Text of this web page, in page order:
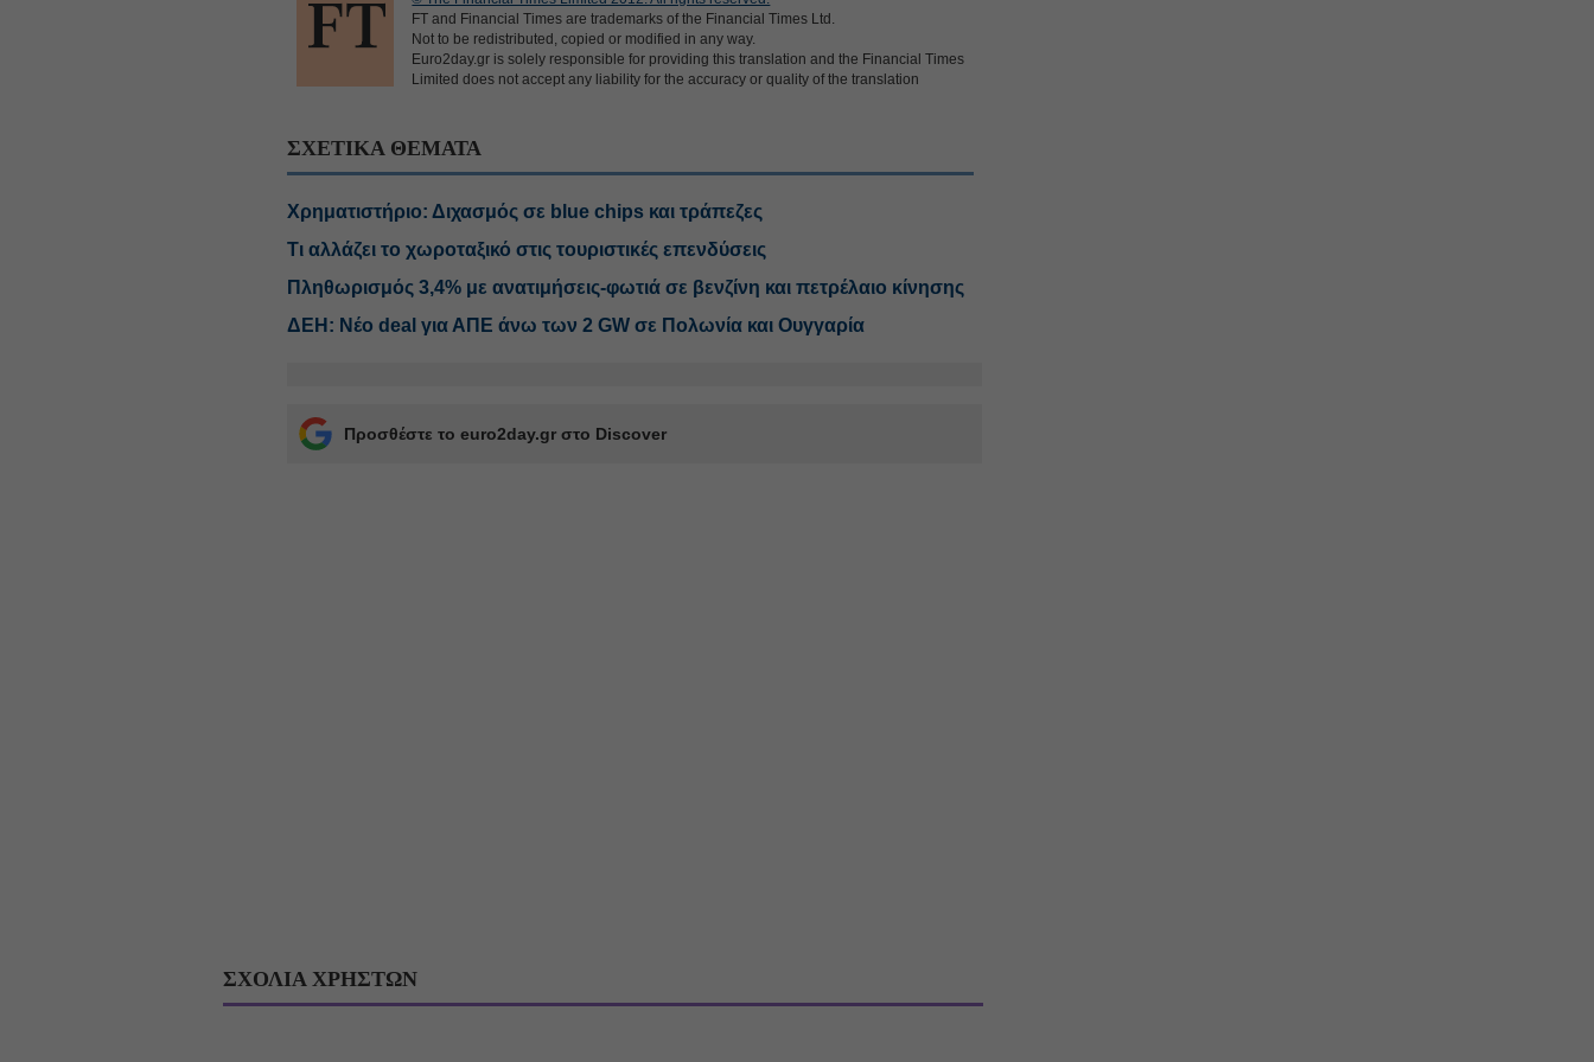
FT and Financial Times are trademarks of the Financial Times Ltd.
Not to be redistributed, copied or modified in any way.
Euro2day.gr is solely responsible for providing this translation and the Financial Times
Limited does not accept any liability for the accuracy or quality of the translation
ΣΧΕΤΙΚΑ ΘΕΜΑΤΑ
Χρηματιστήριο: Διχασμός σε blue chips και τράπεζες
Τι αλλάζει το χωροταξικό στις τουριστικές επενδύσεις
Πληθωρισμός 3,4% με ανατιμήσεις-φωτιά σε βενζίνη και πετρέλαιο κίνησης
ΔΕΗ: Νέο deal για ΑΠΕ άνω των 2 GW σε Πολωνία και Ουγγαρία
Προσθέστε το euro2day.gr στο Discover
ΣΧΟΛΙΑ ΧΡΗΣΤΩΝ